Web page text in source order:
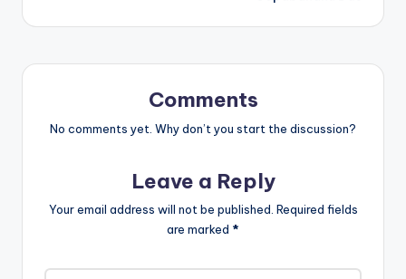
Comments
No comments yet. Why don’t you start the discussion?
Leave a Reply
Your email address will not be published. Required fields
are marked *